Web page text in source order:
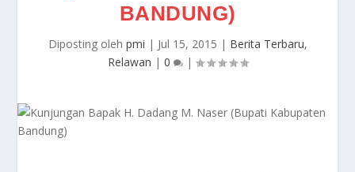
BANDUNG)
Diposting oleh pmi | Jul 15, 2015 | Berita Terbaru,
Relawan | 0 |